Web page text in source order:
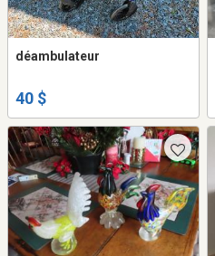
déambulateur
40 $